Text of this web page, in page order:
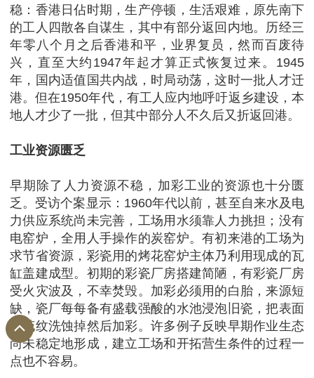
稳：香港日佔时期，生产停顿，生活艰难，原先南下
的工人四散各自谋生，其中有部分返回内地。历经三
年零八个月之后香港和平，业界复员，然而百废待
兴，直至大约1947年起才算正式恢复过来。1945
年，国内适值国共内战，时局动荡，这时一批人才迁
港。但在1950年代，有工人应内地呼吁返乡建设，本
地人才少了一批，但其中部分人不久后又折返回港。
工业资源匮乏
早期除了人力资源不稳，加彩工业的资源也十分匮
乏。受访个案显示：1960年代以前，甚至自来水及电
力供应系统尚未完善，工场用水须靠人力挑担；没有
电窑炉，全用人手操作的炭窑炉。有初来港的工场为
求节省资源，彩瓷用的烤花窑炉主体乃利用现成的瓦
缸盖建成型。初期的彩瓷厂房搭建简陋，有彩瓷厂房
受火灾波及，不幸焚毁。加彩必须用的白胎，来源短
缺，瓷厂每每备有盛载强酸的水池浸泡旧瓷，把表面
的花纹洗蚀掉然后加彩。许多例子反映早期作业生态
尚未稳定地形成，建立工场和开拓营生条件的过程一
点也不容易。